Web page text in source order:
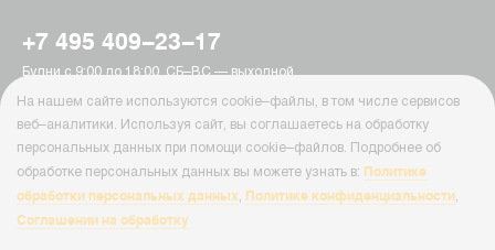
+7 495 409-23-17
Будни с 9:00 до 18:00, СБ–ВС — выходной
г. Москва, Пятницкое шоссе, 15
info@ab-batteries.ru
© Ab-Batteries, 2026
На нашем сайте используются cookie–файлы, в том числе сервисов
веб–аналитики. Используя сайт, вы соглашаетесь на обработку
персональных данных при помощи cookie–файлов. Подробнее об
обработке персональных данных вы можете узнать в: Политике
обработки персональных данных, Политике конфиденциальности,
Соглашении на обработку